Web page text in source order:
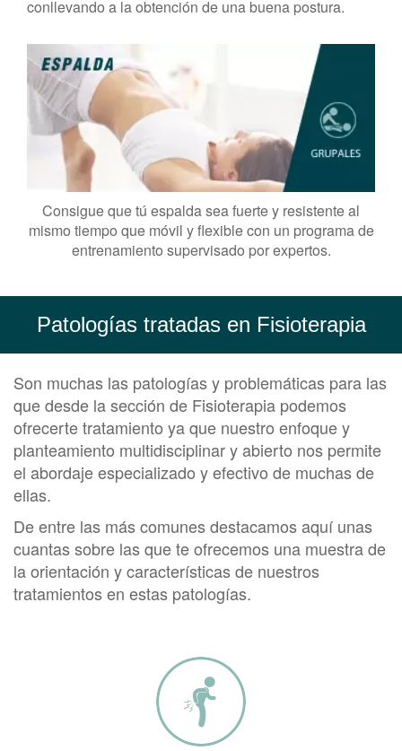
conllevando a la obtención de una buena postura.
Consigue que tú espalda sea fuerte y resistente al
mismo tiempo que móvil y flexible con un programa de
entrenamiento supervisado por expertos.
Patologías tratadas en Fisioterapia
Son muchas las patologías y problemáticas para las
que desde la sección de Fisioterapia podemos
ofrecerte tratamiento ya que nuestro enfoque y
planteamiento multidisciplinar y abierto nos permite
el abordaje especializado y efectivo de muchas de
ellas.
De entre las más comunes destacamos aquí unas
cuantas sobre las que te ofrecemos una muestra de
la orientación y características de nuestros
tratamientos en estas patologías.